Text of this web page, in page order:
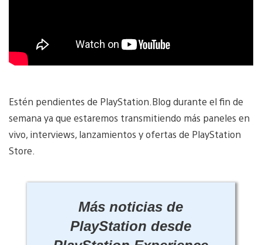
Estén pendientes de PlayStation.Blog durante el fin de
semana ya que estaremos transmitiendo más paneles en
vivo, interviews, lanzamientos y ofertas de PlayStation
Store.
Más noticias de
PlayStation desde